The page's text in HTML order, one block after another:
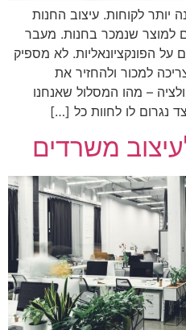
יותר לקוחות. עיצוב החנות
למוצר שנמכר בחנות. מעבר
הפונקציונאליות. לא מספיק
למכור ולהחזיר את
– מהו המסלול שאנחנו
נגרום לו לחוות כל […]
משרדים